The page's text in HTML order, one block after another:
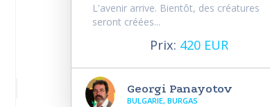
L'avenir arrive. Bientôt, des créatures
seront créées...
Prix: 420 EUR
Georgi Panayotov
BULGARIE, BURGAS